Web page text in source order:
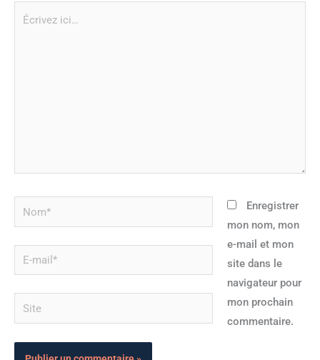
Nom*
mail*
Site
Enregistrer
mon nom, mon
e-mail et mon
site dans le
navigateur pour
mon prochain
commentaire.